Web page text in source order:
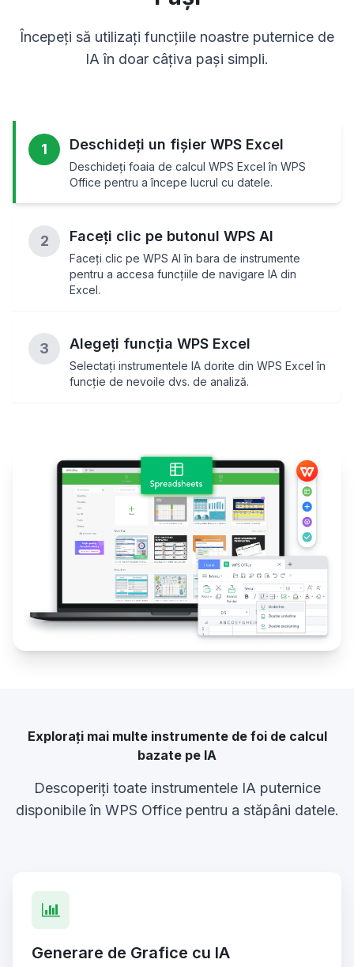
Începeți să utilizați funcțiile noastre puternice de
IA în doar câțiva pași simpli.
1 Deschideți un fișier WPS Excel
Deschideți foaia de calcul WPS Excel în WPS
Office pentru a începe lucrul cu datele.
2 Faceți clic pe butonul WPS AI
Faceți clic pe WPS AI în bara de instrumente
pentru a accesa funcțiile de navigare IA din
Excel.
3 Alegeți funcția WPS Excel
Selectați instrumentele IA dorite din WPS Excel în
funcție de nevoile dvs. de analiză.
Explorați mai multe instrumente de foi de calcul
bazate pe IA
Descoperiți toate instrumentele IA puternice
disponibile în WPS Office pentru a stăpâni datele.
Generare de Grafice cu IA